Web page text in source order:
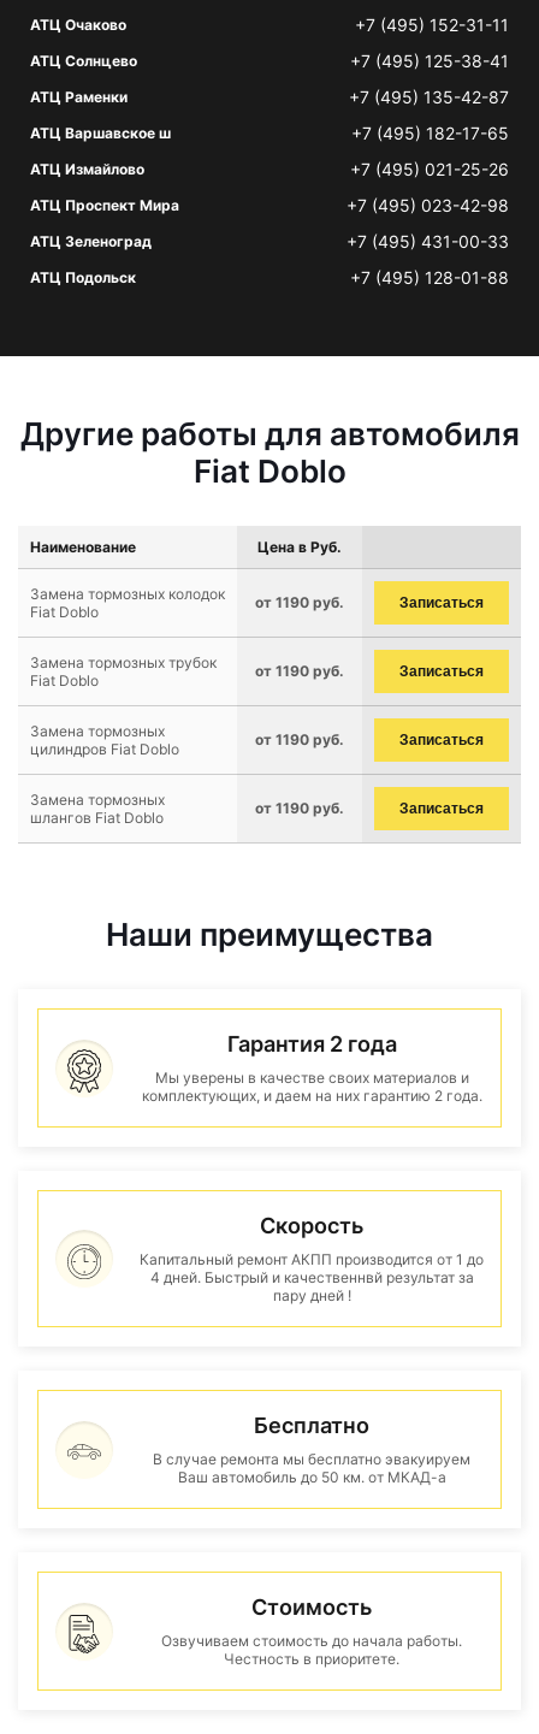
АТЦ Очаково +7 (495) 152-31-11
АТЦ Солнцево +7 (495) 125-38-41
АТЦ Раменки +7 (495) 135-42-87
АТЦ Варшавское ш +7 (495) 182-17-65
АТЦ Измайлово +7 (495) 021-25-26
АТЦ Проспект Мира +7 (495) 023-42-98
АТЦ Зеленоград +7 (495) 431-00-33
АТЦ Подольск +7 (495) 128-01-88
Другие работы для автомобиля
Fiat Doblo
Наименование Цена в Руб.
Замена тормозных колодок
Fiat Doblo
от 1190 руб. Записаться
Замена тормозных трубок
Fiat Doblo
от 1190 руб. Записаться
Замена тормозных
цилиндров Fiat Doblo
от 1190 руб. Записаться
Замена тормозных
шлангов Fiat Doblo
от 1190 руб. Записаться
Наши преимущества
Гарантия 2 года
Мы уверены в качестве своих материалов и
комплектующих, и даем на них гарантию 2 года.
Скорость
Капитальный ремонт АКПП производится от 1 до
4 дней. Быстрый и качественнвй результат за
пару дней !
Бесплатно
В случае ремонта мы бесплатно эвакуируем
Ваш автомобиль до 50 км. от МКАД-а
Стоимость
Озвучиваем стоимость до начала работы.
Честность в приоритете.